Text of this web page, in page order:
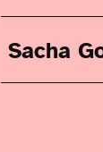
Sacha